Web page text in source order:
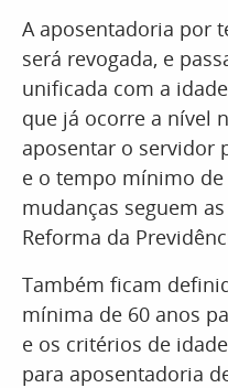
A aposentadoria por
será revogada, e
unificada com a
que já ocorre a nível
aposentar o servidor
e o tempo mínimo
mudanças seguem
Reforma da
Também ficam
mínima de 60 anos
e os critérios de
para aposentadoria